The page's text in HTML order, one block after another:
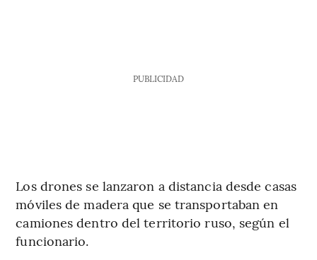
PUBLICIDAD
Los drones se lanzaron a distancia desde casas
móviles de madera que se transportaban en
camiones dentro del territorio ruso, según el
funcionario.